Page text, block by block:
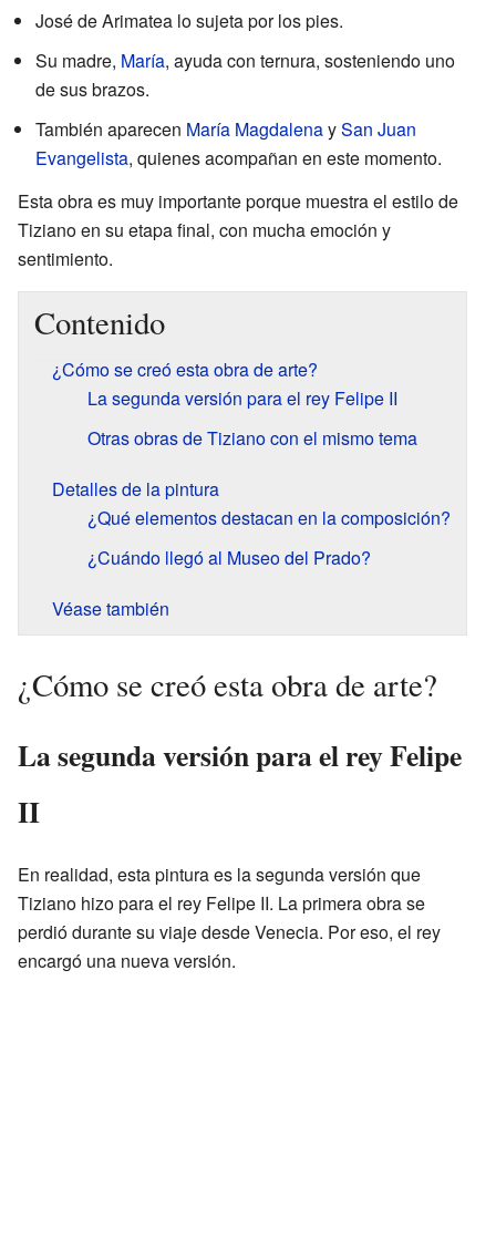
José de Arimatea lo sujeta por los pies.
Su madre, María, ayuda con ternura, sosteniendo uno
de sus brazos.
También aparecen María MagdalenaySan Juan
Evangelista, quienes acompañan en este momento.
Esta obra es muy importante porque muestra el estilo de
Tiziano en su etapa final, con mucha emoción y
sentimiento.
Contenido
¿Cómo se creó esta obra de arte?
La segunda versión para el rey Felipe II
Otras obras de Tiziano con el mismo tema
Detalles de la pintura
¿Qué elementos destacan en la composición?
¿Cuándo llegó al Museo del Prado?
Véase también
¿Cómo se creó esta obra de arte?
La segunda versión para el rey Felipe
II
En realidad, esta pintura es la segunda versión que
Tiziano hizo para el rey Felipe II. La primera obra se
perdió durante su viaje desde Venecia. Por eso, el rey
encargó una nueva versión.